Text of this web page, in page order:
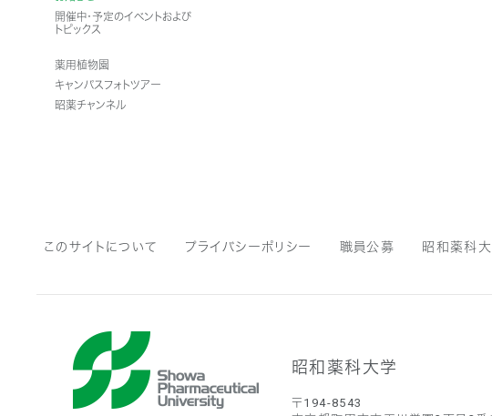
開催中・予定のイベントおよび
トピックス
薬用植物園
キャンパスフォトツアー
昭薬チャンネル
このサイトについて プライバシーポリシー 職員公募 昭和薬科
昭和薬科大学
〒194-8543